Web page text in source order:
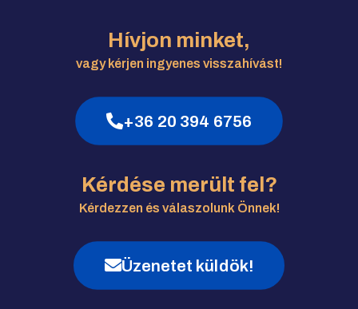
Hívjon minket,
vagy kérjen ingyenes visszahívást!
+36 20 394 6756
Kérdése merült fel?
Kérdezzen és válaszolunk Önnek!
Üzenetet küldök!